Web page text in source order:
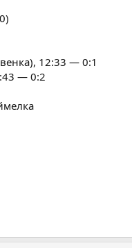
12:33 — 0:1
— 0:2